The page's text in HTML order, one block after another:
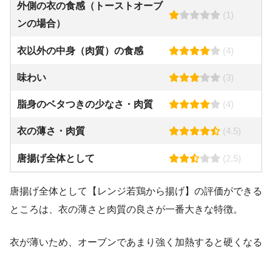
外側の衣の食感（トーストオーブ
ンの場合）
(1)
衣以外の中身（肉質）の食感 (4)
味わい (3)
脂身のベタつきの少なさ・肉質 (4)
衣の薄さ・肉質 (4.5)
唐揚げ全体として (2.5)
唐揚げ全体として【レンジ若鶏から揚げ】の評価ができる
ところは、衣の薄さと肉質の良さが一番大きな特徴。
衣が薄いため、オーブンであまり強く加熱すると硬くなる